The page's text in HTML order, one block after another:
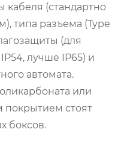
кабеля (стандартно
типа разъема (Type
(для
лучше IP65) и
автомата.
или
покрытием стоят
боксов.